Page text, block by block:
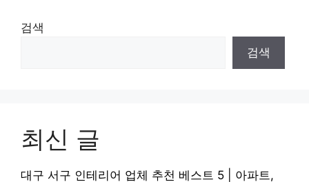
검색
검색
최신 글
대구 서구 인테리어 업체 추천 베스트 5 | 아파트,